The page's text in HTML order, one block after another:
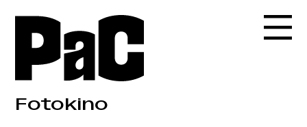
Fotokino